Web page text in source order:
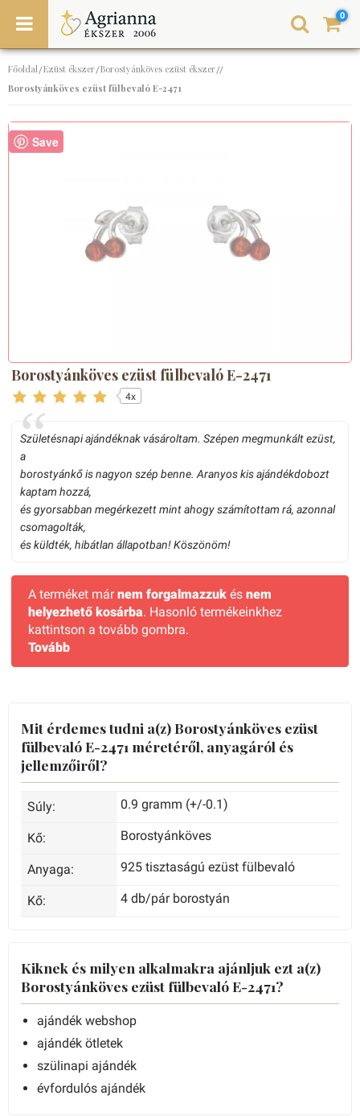
0
Főoldal/Ezüst ékszer/Borostyánköves ezüst ékszer//
Borostyánköves ezüst fülbevaló E-2471
Save
Borostyánköves ezüst fülbevaló E-2471
4x
Születésnapi ajándéknak vásároltam. Szépen megmunkált ezüst,
a
borostyánkő is nagyon szép benne. Aranyos kis ajándékdobozt
kaptam hozzá,
és gyorsabban megérkezett mint ahogy számítottam rá, azonnal
csomagolták,
és küldték, hibátlan állapotban! Köszönöm!
A terméket márnem forgalmazzuk és nem
helyezhető kosárba. Hasonló termékeinkhez
kattintson a tovább gombra.
Tovább
Mit érdemes tudni a(z) Borostyánköves ezüst
fülbevaló E-2471 méretéről, anyagáról és
jellemzőiről?
Súly: 0.9 gramm (+/-0.1)
Kő: Borostyánköves
Anyaga: 925 tisztaságú ezüst fülbevaló
Kő: 4 db/pár borostyán
Kiknek és milyen alkalmakra ajánljuk ezt a(z)
Borostyánköves ezüst fülbevaló E-2471?
ajándék webshop
ajándék ötletek
szülinapi ajándék
évfordulós ajándék